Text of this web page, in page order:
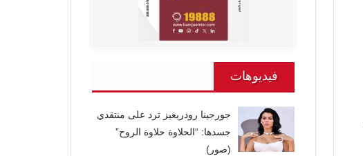
فيديوهات
جورجينا رودريغيز ترد على منتقدي
جسدها: “الحلاوة حلاوة الروح”
(صور)